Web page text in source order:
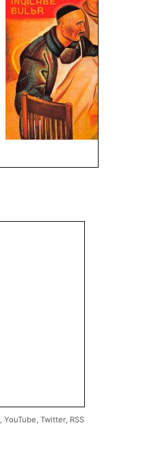
, YouTube, Twitter, RSS